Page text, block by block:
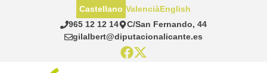
965 12 12 14
C/San Fernando, 44
gilalbert@diputacionalicante.es
Castellano ValenciàEnglish